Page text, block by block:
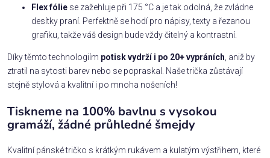
Flex fólie se zažehluje při 175 °C a je tak odolná, že zvládne
desítky praní. Perfektně se hodí pro nápisy, texty a řezanou
grafiku, takže váš design bude vždy čitelný a kontrastní.
Díky těmto technologiím potisk vydrží i po 20+ vypráních , aniž by
ztratil na sytosti barev nebo se popraskal. Naše trička zůstávají
stejně stylová a kvalitní i po mnoha nošeních!
Tiskneme na 100% bavlnu s vysokou
gramáží, žádné průhledné šmejdy
Kvalitní pánské tričko s krátkým rukávem a kulatým výstřihem, které